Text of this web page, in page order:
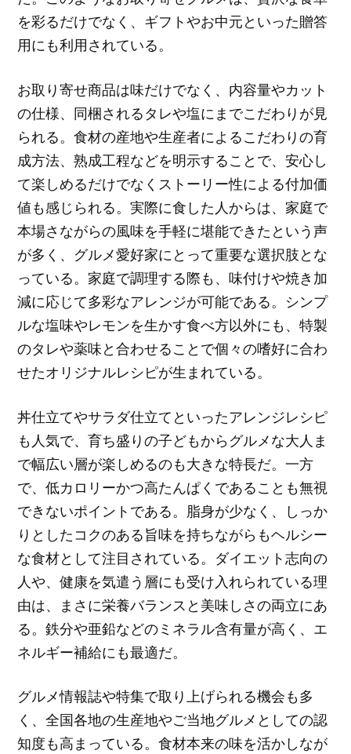
を彩るだけでなく、ギフトやお中元といった贈答
用にも利用されている。
お取り寄せ商品は味だけでなく、内容量やカット
の仕様、同梱されるタレや塩にまでこだわりが見
られる。食材の産地や生産者によるこだわりの育
成方法、熟成工程などを明示することで、安心し
て楽しめるだけでなくストーリー性による付加価
値も感じられる。実際に食した人からは、家庭で
本場さながらの風味を手軽に堪能できたという声
が多く、グルメ愛好家にとって重要な選択肢とな
っている。家庭で調理する際も、味付けや焼き加
減に応じて多彩なアレンジが可能である。シンプ
ルな塩味やレモンを生かす食べ方以外にも、特製
のタレや薬味と合わせることで個々の嗜好に合わ
せたオリジナルレシピが生まれている。
丼仕立てやサラダ仕立てといったアレンジレシピ
も人気で、育ち盛りの子どもからグルメな大人ま
で幅広い層が楽しめるのも大きな特長だ。一方
で、低カロリーかつ高たんぱくであることも無視
できないポイントである。脂身が少なく、しっか
りとしたコクのある旨味を持ちながらもヘルシー
な食材として注目されている。ダイエット志向の
人や、健康を気遣う層にも受け入れられている理
由は、まさに栄養バランスと美味しさの両立にあ
る。鉄分や亜鉛などのミネラル含有量が高く、エ
ネルギー補給にも最適だ。
グルメ情報誌や特集で取り上げられる機会も多
く、全国各地の生産地やご当地グルメとしての認
知度も高まっている。食材本来の味を活かしなが